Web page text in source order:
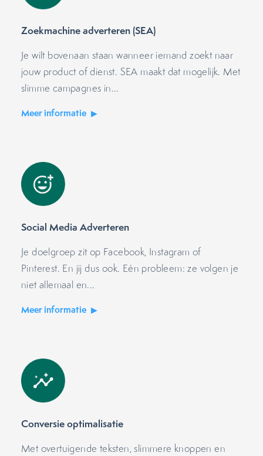
Zoekmachine adverteren (SEA)
Je wilt bovenaan staan wanneer iemand zoekt naar
jouw product of dienst. SEA maakt dat mogelijk. Met
slimme campagnes in...
Meer informatie
Social Media Adverteren
Je doelgroep zit op Facebook, Instagram of
Pinterest. En jij dus ook. Eén probleem: ze volgen je
niet allemaal en...
Meer informatie
Conversie optimalisatie
Met overtuigende teksten, slimmere knoppen en